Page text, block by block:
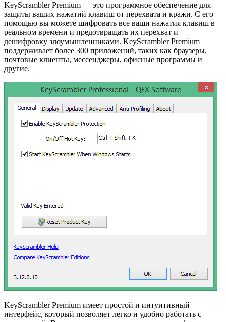
KeyScrambler Premium — это программное обеспечение для
защиты ваших нажатий клавиш от перехвата и кражи. С его
помощью вы можете шифровать все ваши нажатия клавиш в
реальном времени и предотвращать их перехват и
дешифровку злоумышленниками. KeyScrambler Premium
поддерживает более 300 приложений, таких как браузеры,
почтовые клиенты, мессенджеры, офисные программы и
другие.
KeyScrambler Premium имеет простой и интуитивный
интерфейс, который позволяет легко и удобно работать с